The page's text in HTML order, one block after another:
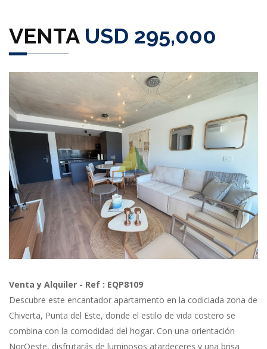
VENTAUSD 295,000
Venta y Alquiler - Ref : EQP8109
Descubre este encantador apartamento en la codiciada zona de
Chiverta, Punta del Este, donde el estilo de vida costero se
combina con la comodidad del hogar. Con una orientación
NorOeste, disfrutarás de luminosos atardeceres y una brisa